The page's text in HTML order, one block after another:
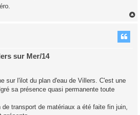
sur Mer/14
sur l'ilot du plan d'eau de Villers. C'est une
sa présence quasi permanente toute
transport de matériaux a été faite fin juin,